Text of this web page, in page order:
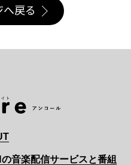
へ戻る
音楽配信サービスと番組